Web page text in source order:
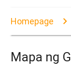
Homepage
Mapa ng